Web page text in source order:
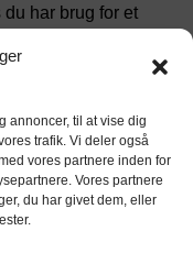
annoncer, til at vise dig
trafik. Vi deler også
vores partnere inden for
Vores partnere
du har givet dem, eller
har brug for et
på 202 kroner. Dette
2340 m²